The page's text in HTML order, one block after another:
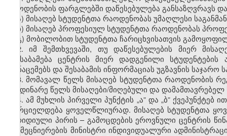
რაოდენობის ფარგლებში დაწესებულება განსაზღვრავს
ა) მისაღებ სტუდენტთა რაოდენობას უმაღლესი
ბ) მისაღებ პროფესიულ სტუდენტთა რაოდენობას
გ) მობილობით სტუდენტთა ჩარიცხვისათვის
2. იმ შემთხვევაში, თუ დაწესებულების მიერ
შეესაბამება ცენტრის მიერ დადგენილი
მონაცემებს და შესაბამის ინფორმაციას უგზავნის
3. მომავალ წელს მისაღებ სტუდენტთა რაოდენობის
მიმდინარე წელს მისაღები/მიღებული და დამამთავრებელ
4. ამ მუხლის პირველი პუნქტის „ა” და „ბ” ქვეპუნქტებ
ხორციელდება ყოველწლიურად. მისაღებ სტუდენტთა
იურიდიული პირის– გამოცდების ეროვნული ცენტრის
და მეცნიერების მინისტრი ინდივიდუალური